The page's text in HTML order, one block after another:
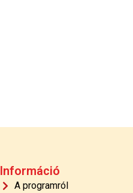
Információ
A programról